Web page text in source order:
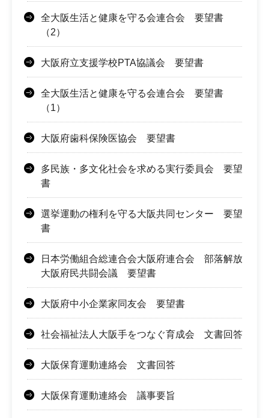
全大阪生活と健康を守る会連合会 要望書
（2）
大阪府立支援学校PTA協議会 要望書
全大阪生活と健康を守る会連合会 要望書
（1）
大阪府歯科保険医協会 要望書
多民族・多文化社会を求める実行委員会 要望
書
選挙運動の権利を守る大阪共同センター 要望
書
日本労働組合総連合会大阪府連合会 部落解放
大阪府民共闘会議 要望書
大阪府中小企業家同友会 要望書
社会福祉法人大阪手をつなぐ育成会 文書回答
大阪保育運動連絡会 文書回答
大阪保育運動連絡会 議事要旨